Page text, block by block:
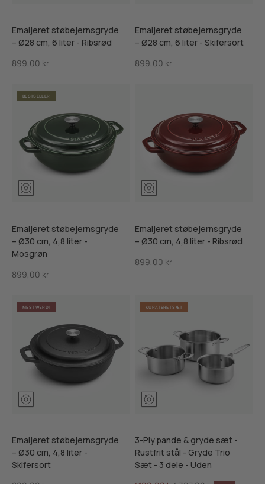
Emaljeret støbejernsgryde
– Ø28 cm, 6 liter - Ribsrød
Salgspris
899,00 kr
Emaljeret støbejernsgryde
– Ø28 cm, 6 liter - Skifersort
Salgspris
899,00 kr
BESTSELLER
Skifersort
Emaljeret støbejernsgryde
– Ø30 cm, 4,8 liter -
Mosgrøn
Salgspris
899,00 kr
Emaljeret støbejernsgryde
– Ø30 cm, 4,8 liter - Ribsrød
Salgspris
899,00 kr
MEST VÆRDI
Skifersort
Emaljeret støbejernsgryde
– Ø30 cm, 4,8 liter -
Skifersort
KURATERET SÆT
3-Ply pande & gryde sæt -
Rustfrit stål - Gryde Trio
Sæt - 3 dele - Uden